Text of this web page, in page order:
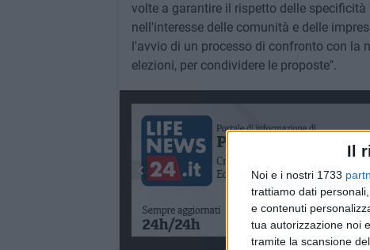
Il
Noi e i nostri 1733
trattiamo dati
e contenuti
tua autorizzazione noi
tramite la scansione
volte a garantire il rispetto delle
nell'interesse delle comunità e delle
l'avvio di un processo di confronto con la
elezioni, per condividere le proposte".